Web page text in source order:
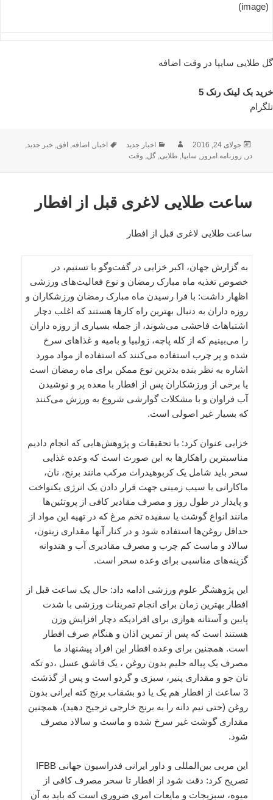
(image)
گل طلایی سایپا در وقت اضافه
خرید بک لینک رنک 5
تلگرام
ارسال
شده
جولای 24, 2016 نویسندهدسته‌ها
اخبار جدید برچسب‌ها
اخبار, اضافه, افق,خبر جدید,
در, روزنامه امروز, سایپا, طلایی,گل, وقت
ساعت طلایی لاغری قبل از افطار
ساعت طلایی لاغری قبل از افطار
به گزارش جهان، اکبر خزایى در گفت‌وگو با تسنیم، در
خصوص تغذیه ماه مبارک رمضان و نوع فعالیت‌هاى ورزشى
اظهار داشت: با فرا رسیدن ماه مبارک رمضان ورزشکاران و
روزه داران به دنبال بهترین راه کارها هستند که اغلب دچار
اشتباهات فاحشى می‌شوند، از جمله بسیاری از روزه داران
را می‌بینیم که از کله پاچه، زولبیا و بامیه و غذاهاى سرخ
شده و پر چرب استفاده می‌کنند که استفاده از مواد مورد
اشاره به نظر بنده بدترین نوع ممکن براى ماه رمضان است
یا برخی از ورزشکاران پس از افطار با معده پر و نوشیدن
آب فراوان و با مشکلات گوارشى شروع به ورزش می‌کنند
که بسیار غیر اصولى است.
خزایی عنوان کرد: با تحقیقات و پژوهش‌هایى که انجام دادیم
مناسبترین راهکارها به این صورت است که وعده غذایى
سحر باید شامل یک کربوهیدرات مرکب مانند برنج، نان،
ماکارانى یا سیب زمینى جهت قرار دادن یک انرژى یکنواخت
و پایدار در طول روز و مصرف مقادیر کافى از پروتئین‌ها
مانند انواع گوشت یا سفیده تخم مرغ که در تهیه این مواد از
حداقل روغن‌ها استفاده شود و در کنار آنها مقدارى زیتون،
سالاد و ماست کم چرب و مصرف مقادیرى آب و هندوانه
گزینه‌هاى مناسبى براى وعده سحر است.
این پژوهشگر علوم ورزشى ادامه داد: حال یک ساعت قبل از
افطار بهترین زمان براى انجام تمرینات ورزشى با شدت
پایین و آستانه هوازى براى افرادیکه دچار افزایش وزن
هستند است که پس از تمرین اذان و هنگام صرف افطار
است. همچنین براى وعده افطار این افراد پیشنهاد ما
مصرف یک پیاله حلیم بدون روغن ، یک قاشق عسل ،دو تکه
نان جو و مقدارى پنیر، سبزى و گردو است و پس از گذشت
3 ساعت از افطار هم یک یا دو بشقاب برنج کته ایرانى بدون
روغن (حتى نیم دانه را به برنج خارجى ترجیح دهید)، همچنین
مقدارى گوشت غیر سرخ شده و ماست و سالاد مصرف
شود.
این مربی بین‌المللی و داور ایرانی فدراسیون جهانی IFBB
تصریح کرد: دقت شود از افطار تا سحر مصرف کافى از
میوه، سبزیجات و مایعات امرى ضرورى است که باید به آن